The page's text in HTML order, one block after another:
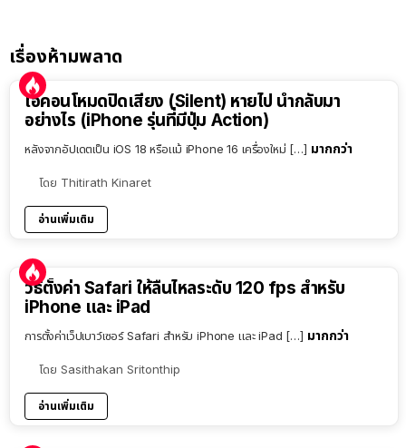
เรื่องห้ามพลาด
ไอคอนโหมดปิดเสียง (Silent) หายไป นำกลับมา
อย่างไร (iPhone รุ่นที่มีปุ่ม Action)
หลังจากอัปเดตเป็น iOS 18 หรือแม้ iPhone 16 เครื่องใหม่ […] มากกว่า
โดย Thitirath Kinaret
อ่านเพิ่มเติม
วิธีตั้งค่า Safari ให้ลื่นไหลระดับ 120 fps สำหรับ
iPhone และ iPad
การตั้งค่าเว็ปเบาว์เซอร์ Safari สำหรับ iPhone และ iPad […] มากกว่า
โดย Sasithakan Sritonthip
อ่านเพิ่มเติม